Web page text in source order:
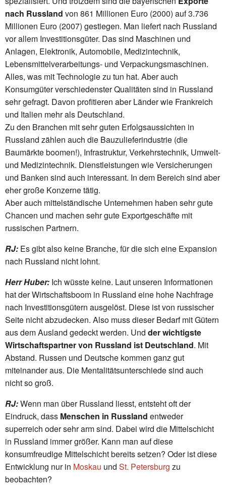
nach Russland von 861 Millionen Euro (2000) auf 3.736
Millionen Euro (2007) gestiegen. Man liefert nach Russland
vor allem Investitionsgüter. Das sind Maschinen und
Anlagen, Elektronik, Automobile, Medizintechnik,
Lebensmittelverarbeitungs- und Verpackungsmaschinen.
Alles, was mit Technologie zu tun hat. Aber auch
Konsumgüter verschiedenster Qualitäten sind in Russland
sehr gefragt. Davon profitieren aber Länder wie Frankreich
und Italien mehr als Deutschland.
Zu den Branchen mit sehr guten Erfolgsaussichten in
Russland zählen auch die Bauzulieferindustrie (die
Baumärkte boomen!), Infrastruktur, Verkehrstechnik, Umwelt-
und Medizintechnik. Dienstleistungen wie Versicherungen
und Banken sind auch interessant. In dem Bereich sind aber
eher große Konzerne tätig.
Aber auch mittelständische Unternehmen haben sehr gute
Chancen und machen sehr gute Exportgeschäfte mit
russischen Partnern.
RJ: Es gibt also keine Branche, für die sich eine Expansion
nach Russland nicht lohnt.
Herr Huber: Ich wüsste keine. Laut unseren Informationen
hat der Wirtschaftsboom in Russland eine hohe Nachfrage
nach Investitionsgütern ausgelöst. Diese ist von russischer
Seite nicht abzudecken. Also muss dieser Bedarf mit Gütern
aus dem Ausland gedeckt werden. Und der wichtigste
Wirtschaftspartner von Russland ist Deutschland. Mit
Abstand. Russen und Deutsche kommen ganz gut
miteinander aus. Die Mentalitätsunterschiede sind auch
nicht so groß.
RJ:Wenn man über Russland liesst, entsteht oft der
Eindruck, dass Menschen in Russland entweder
superreich oder sehr arm sind. Dabei wird die Mittelschicht
in Russland immer größer. Kann man auf diese
konsumfreudige Mittelschicht bereits setzen? Oder ist diese
Entwicklung nur in Moskau und St. Petersburg zu
beobachten?